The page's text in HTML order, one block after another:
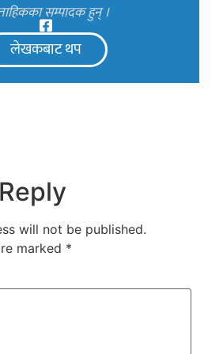
सम्पादक हुन् ।
लेखकबाट थप
will not be published.
marked *